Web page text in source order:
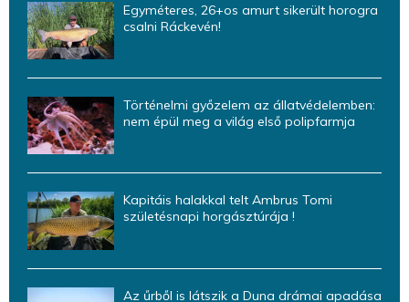
Egyméteres, 26+os amurt sikerült horogra
csalni Ráckevén!
Történelmi győzelem az állatvédelemben:
nem épül meg a világ első polipfarmja
Kapitáis halakkal telt Ambrus Tomi
születésnapi horgásztúrája !
Az űrből is látszik a Duna drámai apadása